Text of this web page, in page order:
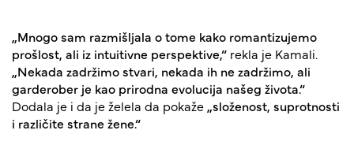
„Mnogo sam razmišljala o tome kako romantizujemo
prošlost, ali iz intuitivne perspektive,“ rekla je Kamali.
„Nekada zadržimo stvari, nekada ih ne zadržimo, ali
garderober je kao prirodna evolucija našeg života.“
Dodala je i da je želela da pokaže „složenost, suprotnosti
i različite strane žene.“